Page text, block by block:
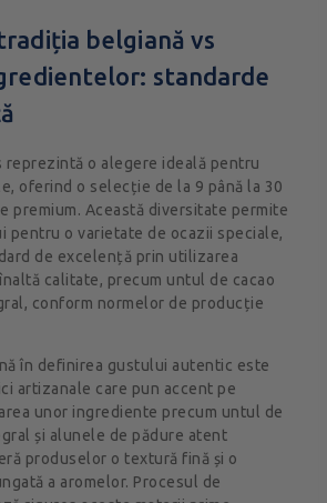
belgiană vs
standarde
reprezintă o alegere ideală pentru
oferind o selecție de la 9 până la 30
premium. Această diversitate permite
pentru o varietate de ocazii speciale,
de excelență prin utilizarea
calitate, precum untul de cacao
conform normelor de producție
în definirea gustului autentic este
artizanale care pun accent pe
unor ingrediente precum untul de
și alunele de pădure atent
produselor o textură fină și o
a aromelor. Procesul de